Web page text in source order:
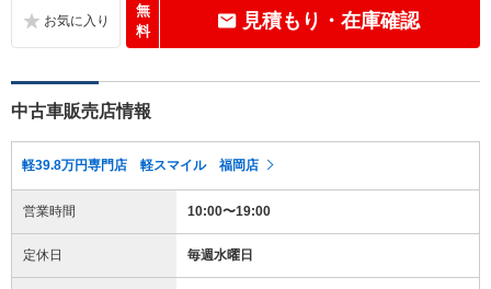
無
料
見積もり・在庫確認
中古車販売店情報
軽39.8万円専門店 軽スマイル 福岡店
営業時間 10:00〜19:00
定休日 毎週水曜日